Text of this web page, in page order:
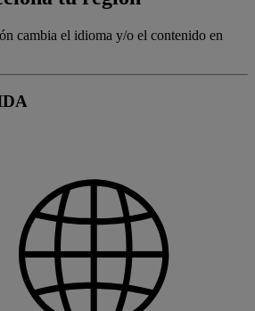
cambia el idioma y/o el contenido en